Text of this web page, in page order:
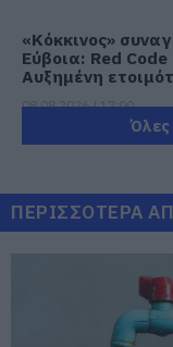
«Κόκκινος»
Εύβοια: Red
Αυξημένη
08.08.2026 | 17:00
επιχειρηματία
08.08.2026 | 16:20
Όλες
ΠΕΡΙΣΣΟΤΕΡΑ